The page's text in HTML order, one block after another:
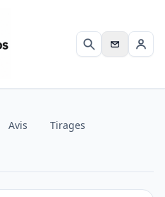
RechercherSe
Avis Tirages